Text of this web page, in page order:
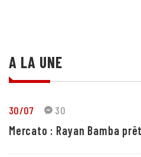
A LA UNE
30/07 30
Mercato : Rayan Bamba